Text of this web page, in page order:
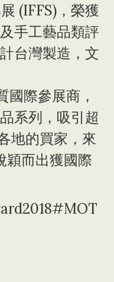
(IFFS)，榮獲
手工藝品類評
台灣製造，文
國際參展商，
系列，吸引超
地的買家，來
穎而出獲國際
#MOT